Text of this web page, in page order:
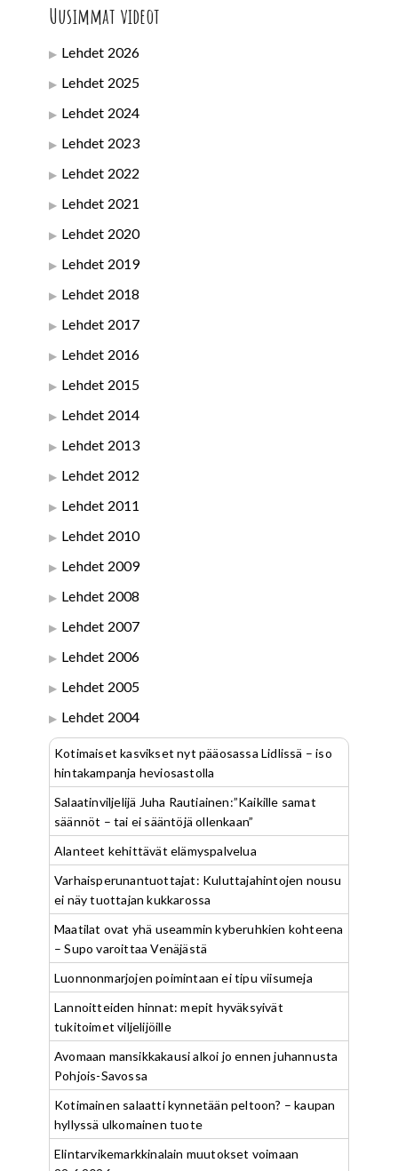
Uusimmat videot
Lehdet 2026
Lehdet 2025
Lehdet 2024
Lehdet 2023
Lehdet 2022
Lehdet 2021
Lehdet 2020
Lehdet 2019
Lehdet 2018
Lehdet 2017
Lehdet 2016
Lehdet 2015
Lehdet 2014
Lehdet 2013
Lehdet 2012
Lehdet 2011
Lehdet 2010
Lehdet 2009
Lehdet 2008
Lehdet 2007
Lehdet 2006
Lehdet 2005
Lehdet 2004
Kotimaiset kasvikset nyt pääosassa Lidlissä – iso
hintakampanja heviosastolla
Salaatinviljelijä Juha Rautiainen:”Kaikille samat
säännöt – tai ei sääntöjä ollenkaan”
Alanteet kehittävät elämyspalvelua
Varhaisperunantuottajat: Kuluttajahintojen nousu
ei näy tuottajan kukkarossa
Maatilat ovat yhä useammin kyberuhkien kohteena
– Supo varoittaa Venäjästä
Luonnonmarjojen poimintaan ei tipu viisumeja
Lannoitteiden hinnat: mepit hyväksyivät
tukitoimet viljelijöille
Avomaan mansikkakausi alkoi jo ennen juhannusta
Pohjois-Savossa
Kotimainen salaatti kynnetään peltoon? – kaupan
hyllyssä ulkomainen tuote
Elintarvikemarkkinalain muutokset voimaan